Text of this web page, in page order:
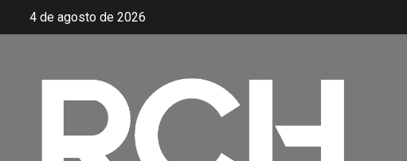
4 de agosto de 2026